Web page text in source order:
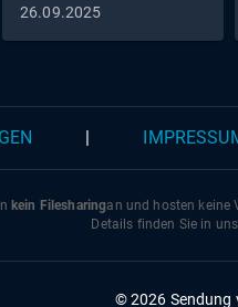
26.09.2025
kein Filesharingan und hosten keine
Details finden Sie in
© 2026 Sendung